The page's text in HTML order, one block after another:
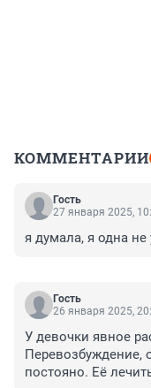
КОММЕНТАРИИ
Гость
27 января 2025,
я думала, я одна
Гость
26 января 2025,
У девочки явное
Перевозбуждение,
постояно. Её